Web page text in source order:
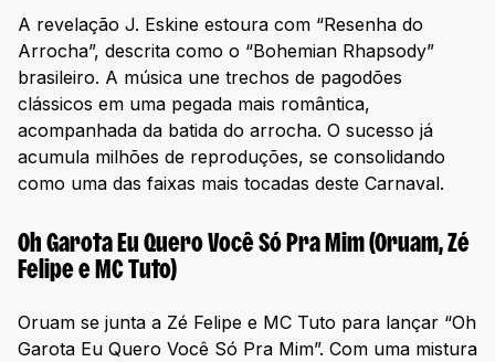
A revelação J. Eskine estoura com “Resenha do
Arrocha”, descrita como o “Bohemian Rhapsody”
brasileiro. A música une trechos de pagodões
clássicos em uma pegada mais romântica,
acompanhada da batida do arrocha. O sucesso já
acumula milhões de reproduções, se consolidando
como uma das faixas mais tocadas deste Carnaval.
Oh Garota Eu Quero Você Só Pra Mim (Oruam, Zé
Felipe e MC Tuto)
Oruam se junta a Zé Felipe e MC Tuto para lançar “Oh
Garota Eu Quero Você Só Pra Mim”. Com uma mistura